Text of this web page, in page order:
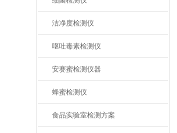
洁净度检测仪
呕吐毒素检测仪
安赛蜜检测仪器
蜂蜜检测仪
食品实验室检测方案